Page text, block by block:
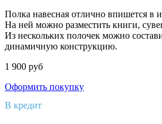
Полка навесная отлично впишется в
На ней можно разместить книги,
Из нескольких полочек можно
динамичную конструкцию.
1 900 руб
Оформить покупку
В кредит